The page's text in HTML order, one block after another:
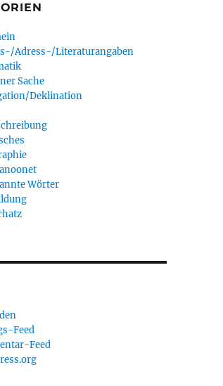
Adress-/Literaturangaben
Sache
Deklination
Wörter
Feed
Feed